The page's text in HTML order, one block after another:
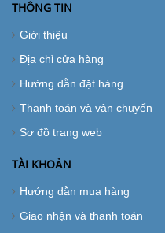
THÔNG TIN
Giới thiệu
Địa chỉ cửa hàng
Hướng dẫn đặt hàng
Thanh toán và vận chuyển
Sơ đồ trang web
TÀI KHOẢN
Hướng dẫn mua hàng
Giao nhận và thanh toán